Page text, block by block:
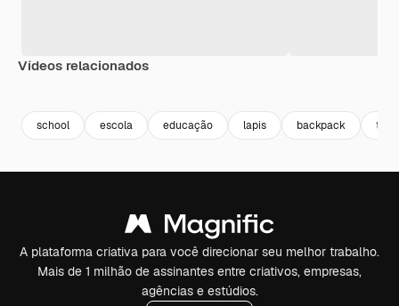
Vídeos relacionados
school escola educação lapis backpack
A plataforma criativa para você direcionar seu melhor trabalho.
Mais de 1 milhão de assinantes entre criativos, empresas,
agências e estúdios.